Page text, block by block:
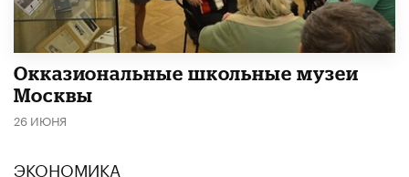
​Окказиональные школьные музеи
Москвы
26 ИЮНЯ
ЭКОНОМИКА